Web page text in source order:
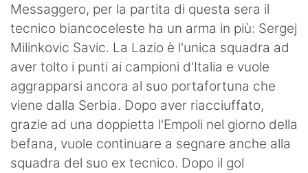
Messaggero, per la partita di questa sera il
tecnico biancoceleste ha un arma in più: Sergej
Milinkovic Savic. La Lazio è l'unica squadra ad
aver tolto i punti ai campioni d'Italia e vuole
aggrapparsi ancora al suo portafortuna che
viene dalla Serbia. Dopo aver riacciuffato,
grazie ad una doppietta l'Empoli nel giorno della
befana, vuole continuare a segnare anche alla
squadra del suo ex tecnico. Dopo il gol